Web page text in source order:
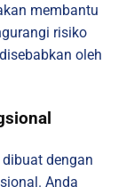
membantu
risiko
oleh
dengan
Anda